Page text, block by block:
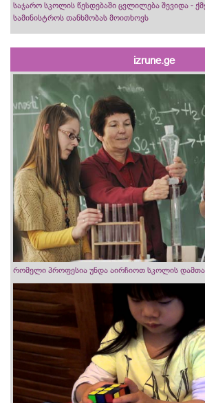
საჯარო სკოლის წესდებაში ცვლილება შევიდა -
სამინისტროს თანხმობას მოითხოვს
izrune.ge
რომელი პროფესია უნდა აირჩიოთ სკოლის